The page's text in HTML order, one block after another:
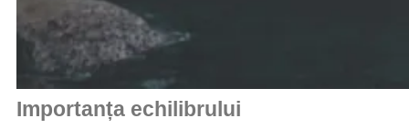
Importanța echilibrului